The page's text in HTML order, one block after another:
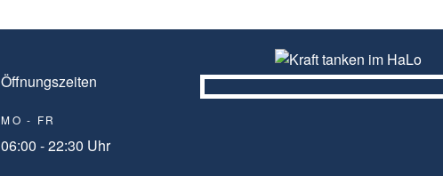
Öffnungszeiten
MO - FR
06:00 - 22:30 Uhr